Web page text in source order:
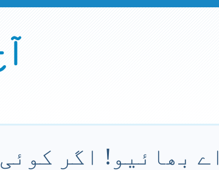
اے بھائیو! اگر